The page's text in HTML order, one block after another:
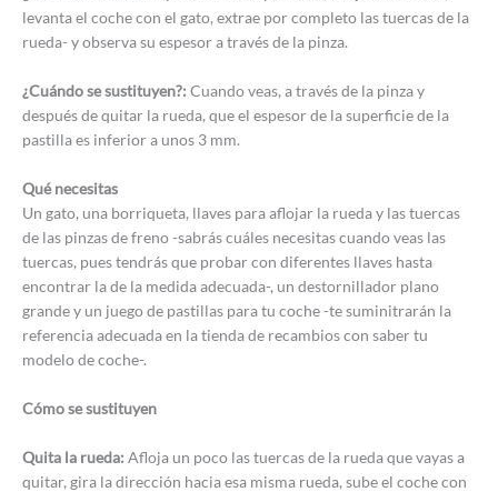
levanta el coche con el gato, extrae por completo las tuercas de la
rueda- y observa su espesor a través de la pinza.
¿Cuándo se sustituyen?: Cuando veas, a través de la pinza y
después de quitar la rueda, que el espesor de la superficie de la
pastilla es inferior a unos 3 mm.
Qué necesitas
Un gato, una borriqueta, llaves para aflojar la rueda y las tuercas
de las pinzas de freno -sabrás cuáles necesitas cuando veas las
tuercas, pues tendrás que probar con diferentes llaves hasta
encontrar la de la medida adecuada-, un destornillador plano
grande y un juego de pastillas para tu coche -te suminitrarán la
referencia adecuada en la tienda de recambios con saber tu
modelo de coche-.
Cómo se sustituyen
Quita la rueda: Afloja un poco las tuercas de la rueda que vayas a
quitar, gira la dirección hacia esa misma rueda, sube el coche con